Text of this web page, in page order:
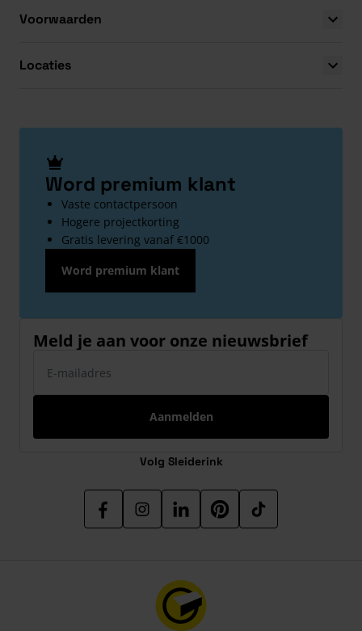
Voorwaarden
Locaties
Word premium klant
Vaste contactpersoon
Hogere projectkorting
Gratis levering vanaf €1000
Word premium klant
Meld je aan voor onze nieuwsbrief
Aanmelden
Volg Sleiderink